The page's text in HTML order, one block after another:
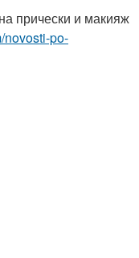
прически и макияж
novosti-po-